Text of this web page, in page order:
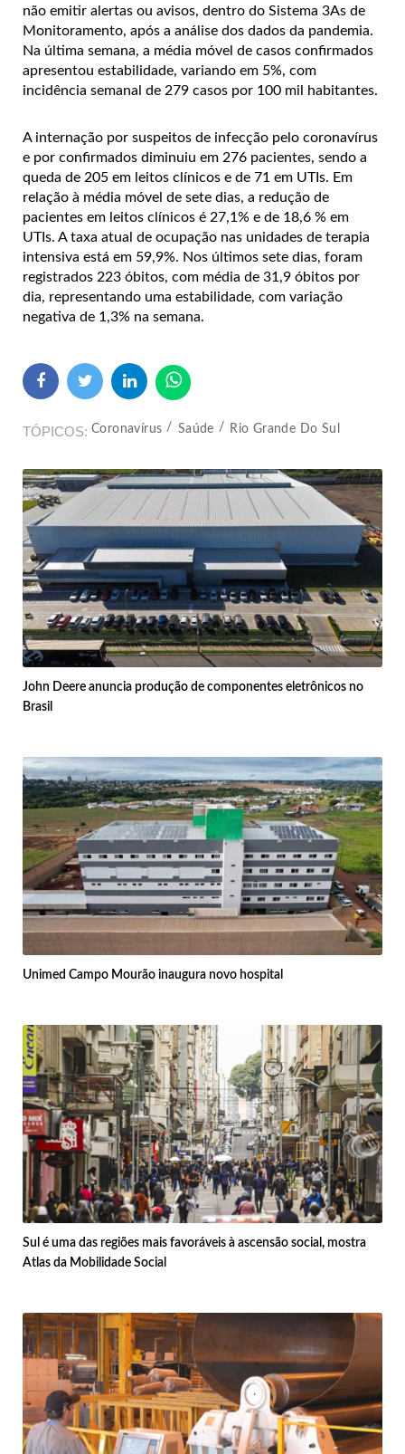
não emitir alertas ou avisos, dentro do Sistema 3As de
Monitoramento, após a análise dos dados da pandemia.
Na última semana, a média móvel de casos confirmados
apresentou estabilidade, variando em 5%, com
incidência semanal de 279 casos por 100 mil habitantes.
A internação por suspeitos de infecção pelo coronavírus
e por confirmados diminuiu em 276 pacientes, sendo a
queda de 205 em leitos clínicos e de 71 em UTIs. Em
relação à média móvel de sete dias, a redução de
pacientes em leitos clínicos é 27,1% e de 18,6 % em
UTIs. A taxa atual de ocupação nas unidades de terapia
intensiva está em 59,9%. Nos últimos sete dias, foram
registrados 223 óbitos, com média de 31,9 óbitos por
dia, representando uma estabilidade, com variação
negativa de 1,3% na semana.
TÓPICOS Coronavírus Saúde Rio Grande Do Sul
John Deere anuncia produção de componentes eletrônicos no
Brasil
Unimed Campo Mourão inaugura novo hospital
Sul é uma das regiões mais favoráveis à ascensão social, mostra
Atlas da Mobilidade Social